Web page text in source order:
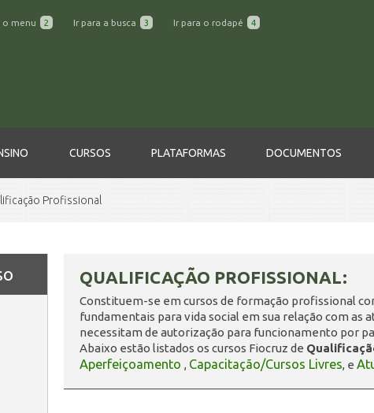
o menu 2 Ir para a busca 3 Ir para o rodapé 4
CURSOS PLATAFORMAS DOCUMENTOS
Profissional
QUALIFICAÇÃO PROFISSIONAL:
Constituem-se em cursos de formação profissional
fundamentais para vida social em sua relação com as
necessitam de autorização para funcionamento por
Abaixo estão listados os cursos Fiocruz de
Aperfeiçoamento , Capacitação/Cursos Livres, e